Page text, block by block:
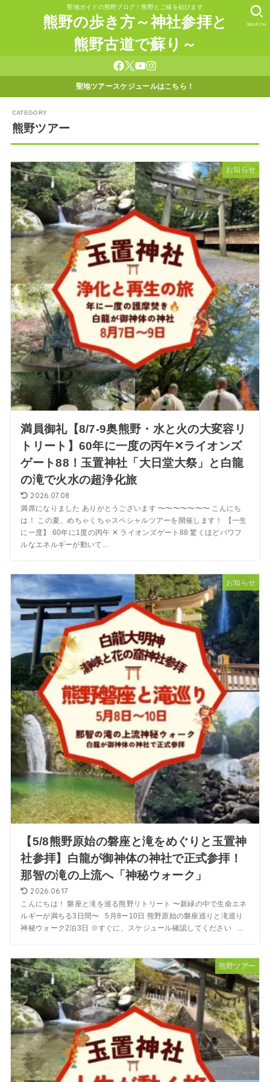
聖地ガイドの熊野ブログ！熊野とご縁を結びます
熊野の歩き方～神社参拝と
熊野古道で蘇り～
SEARCH
聖地ツアースケジュールはこちら！
熊野ツアー
お知らせ
満員御礼【8/7-9奥熊野・水と火の大変容リ
トリート】60年に一度の丙午✕ライオンズ
ゲート88！玉置神社「大日堂大祭」と白龍
の滝で火水の超浄化旅
2026.07.08
満席になりました ありがとうございます 〜〜〜〜〜〜〜 こんにち
は！ この夏、めちゃくちゃスペシャルツアーを開催します！ 【一生
に一度】 60年に1度の丙午 ✕ ライオンズゲート88 驚くほどパワフ
ルなエネルギーが動いて...
お知らせ
【5/8熊野原始の磐座と滝をめぐりと玉置神
社参拝】白龍が御神体の神社で正式参拝！
那智の滝の上流へ「神秘ウォーク」
2026.06.17
こんにちは！ 磐座と滝を巡る熊野リトリート 〜新緑の中で生命エネ
ルギーが満ちる3日間〜 5月8ー10日 熊野原始の磐座巡りと滝巡り
神秘ウォーク2泊3日 ※すぐに、スケジュール確認してください ...
熊野ツアー